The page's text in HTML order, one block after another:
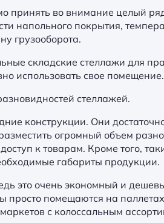
принять во внимание целый
напольного покрытия,
грузооборота.
складские стеллажи для
использовать свое помещение.
стеллажей.
конструкции. Они
огромный объем
к товарам. Кроме того,
габариты продукции.
это очень экономный и
помещаются на
с колоссальным